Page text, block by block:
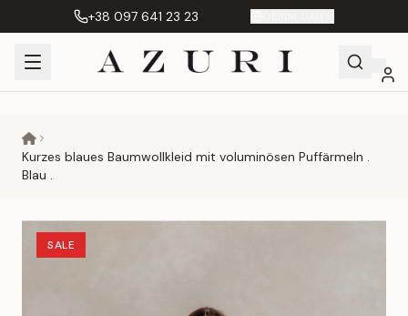
+38 097 641 23 23
Kurzes blaues Baumwollkleid mit voluminösen Puffärmeln .
Blau .
SALE